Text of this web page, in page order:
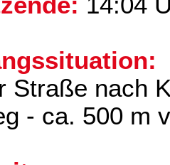
Straße nach
- ca. 500 m